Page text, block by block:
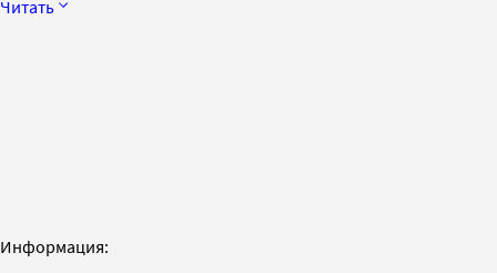
Читать
Информация: